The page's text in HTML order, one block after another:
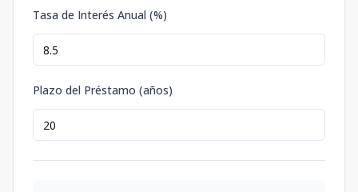
Tasa de Interés Anual (%)
Plazo del Préstamo (años)